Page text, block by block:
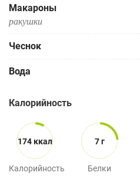
Макароны
ракушки
Чеснок
Вода
Калорийность
174 ккал
Калорийность
7 г
Белки